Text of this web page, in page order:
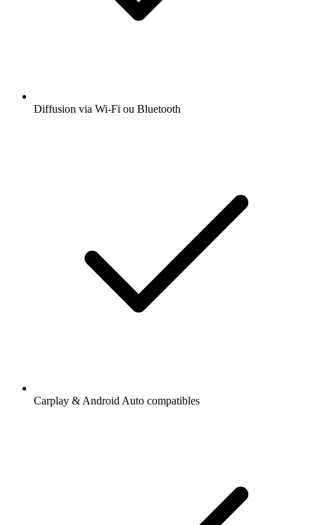
Diffusion via Wi-Fi ou Bluetooth
Carplay & Android Auto compatibles